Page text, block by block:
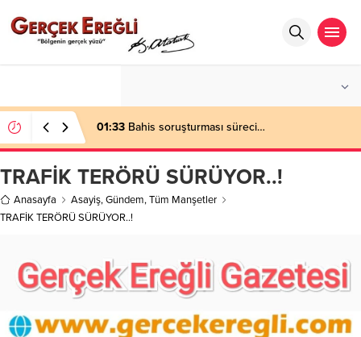
01:33 Bahis soruşturması süreci…
TRAFİK TERÖRÜ SÜRÜYOR..!
Anasayfa Asayiş,Gündem,Tüm Manşetler
TRAFİK TERÖRÜ SÜRÜYOR..!